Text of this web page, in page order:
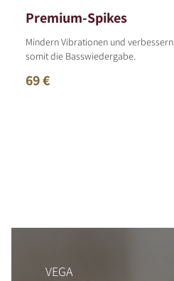
Premium-Spikes
Mindern Vibrationen und verbessern
somit die Basswiedergabe.
69 €
VEGA